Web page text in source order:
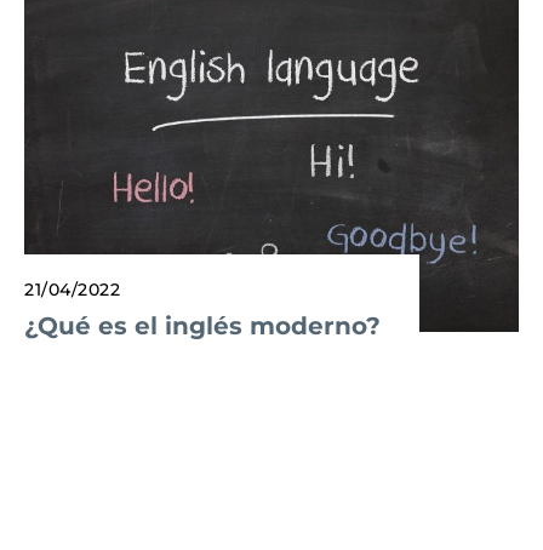
21/04/2022
¿Qué es el inglés moderno?